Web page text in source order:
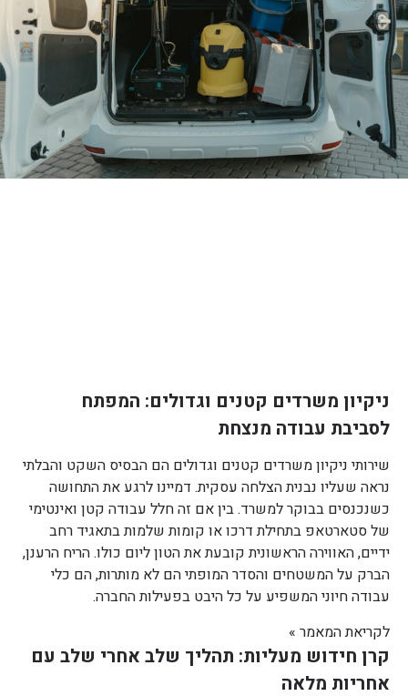
ניקיון משרדים קטנים וגדולים: המפתח
לסביבת עבודה מנצחת
שירותי ניקיון משרדים קטנים וגדולים הם הבסיס השקט והבלתי
נראה שעליו נבנית הצלחה עסקית. דמיינו לרגע את התחושה
כשנכנסים בבוקר למשרד. בין אם זה חלל עבודה קטן ואינטימי
של סטארטאפ בתחילת דרכו או קומות שלמות בתאגיד רחב
ידיים, האווירה הראשונית קובעת את הטון ליום כולו. הריח הרענן,
הברק על המשטחים והסדר המופתי הם לא מותרות, הם כלי
עבודה חיוני המשפיע על כל היבט בפעילות החברה.
לקריאת המאמר »
קרן חידוש מעליות: תהליך שלב אחרי שלב עם
אחריות מלאה